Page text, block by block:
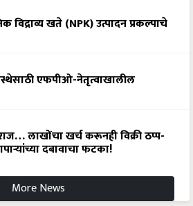
विद्राव्य खते (NPK) उत्पादन प्रकल्पाचे
एफपीओ-नेतृत्वाखालील
लाखोंचा खर्च करूनही विक्री ठप्प-
दबावाचा फटका!
More News